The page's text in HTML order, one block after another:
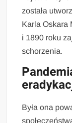
została
Karla Oskara
i 1890 roku
schorzenia.
Była ona